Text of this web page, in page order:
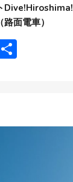
Dive!Hiroshima!
面電車）